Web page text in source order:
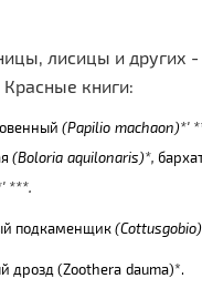
лисицы и других
книги:
(Papilio machaon)*'
(Boloria aquilonaris)*,
***.
подкаменщик(Cottusgobio
дрозд (Zoothera dauma)*.